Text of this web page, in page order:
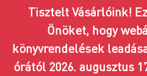
Tisztelt Vásárlóink!
Önöket, hogy
könyvrendelések
órától 2026. augusztus